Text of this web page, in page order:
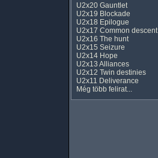
U2x20 Gauntlet
U2x19 Blockade
U2x18 Epilogue
U2x17 Common descent
U2x16 The hunt
U2x15 Seizure
U2x14 Hope
U2x13 Alliances
U2x12 Twin destinies
U2x11 Deliverance
Még több felirat...